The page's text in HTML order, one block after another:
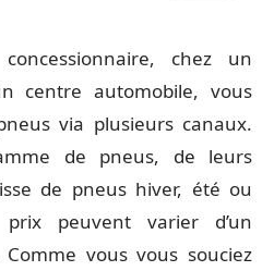
chez un
centre automobile, vous
via plusieurs canaux.
de pneus, de leurs
de pneus hiver, été ou
peuvent varier d’un
vous vous souciez